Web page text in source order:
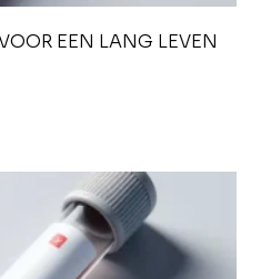
EEN LANG LEVEN